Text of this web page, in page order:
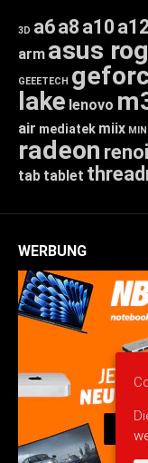
3D a6a8 a10
arm asus rog
GEEETECH
lake lenovo
air mediatek miix
radeon
tab tablet
WERBUNG